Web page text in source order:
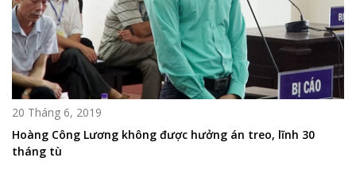
20 Tháng 6, 2019
Hoàng Công Lương không được hưởng án treo, lĩnh 30
tháng tù